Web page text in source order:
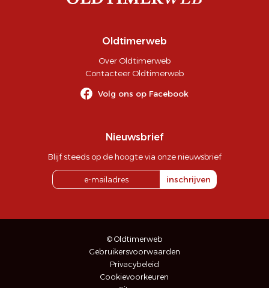
Oldtimerweb
Over Oldtimerweb
Contacteer Oldtimerweb
Volg ons op Facebook
Nieuwsbrief
Blijf steeds op de hoogte via onze nieuwsbrief
inschrijven
© Oldtimerweb
Gebruikersvoorwaarden
Privacybeleid
Cookievoorkeuren